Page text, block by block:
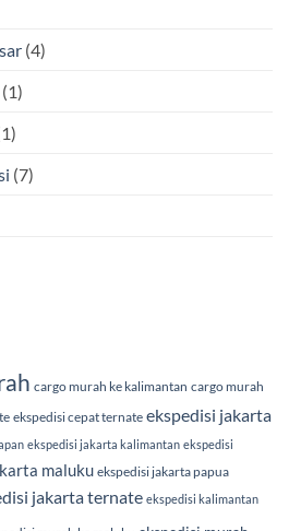
(4)
(1)
(7)
cargo murah ke kalimantan cargo murah
ekspedisi cepat ternate ekspedisi jakarta
ekspedisi jakarta kalimantan ekspedisi
maluku ekspedisi jakarta papua
jakarta ternate ekspedisi kalimantan